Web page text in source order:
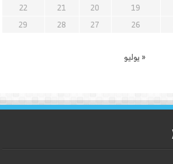
19
20
21
22
26
27
28
29
« يوليو